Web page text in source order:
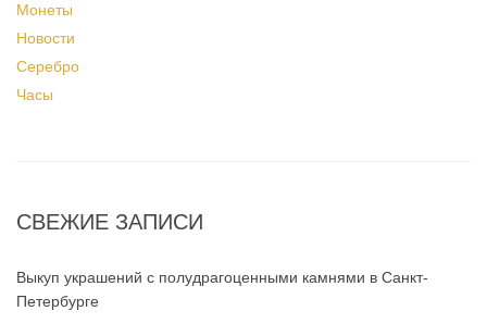
Монеты
Новости
Серебро
Часы
СВЕЖИЕ ЗАПИСИ
Выкуп украшений с полудрагоценными камнями в Санкт-
Петербурге